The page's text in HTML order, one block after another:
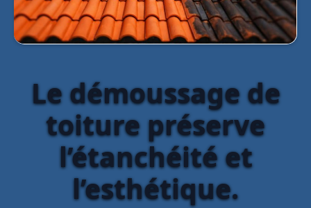
Le démoussage de
toiture préserve
l’étanchéité et
l’esthétique.